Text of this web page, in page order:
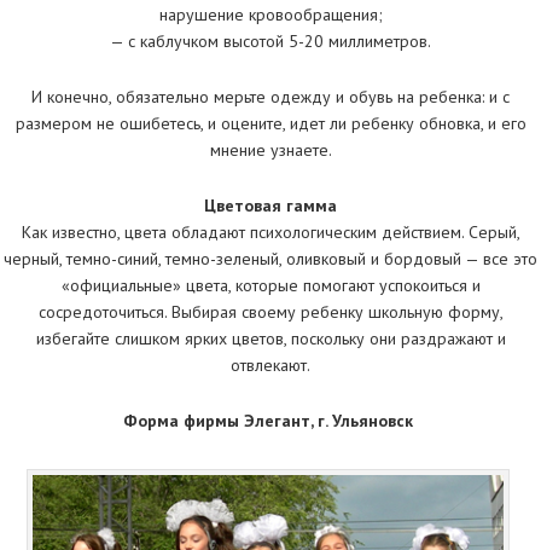
нарушение кровообращения;
— с каблучком высотой 5-20 миллиметров.
И конечно, обязательно мерьте одежду и обувь на ребенка: и с
размером не ошибетесь, и оцените, идет ли ребенку обновка, и его
мнение узнаете.
Цветовая гамма
Как известно, цвета обладают психологическим действием. Серый,
черный, темно-синий, темно-зеленый, оливковый и бордовый — все это
«официальные» цвета, которые помогают успокоиться и
сосредоточиться. Выбирая своему ребенку школьную форму,
избегайте слишком ярких цветов, поскольку они раздражают и
отвлекают.
Форма фирмы Элегант, г. Ульяновск